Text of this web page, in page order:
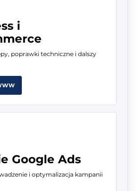
i
poprawki techniczne i dalszy
Google Ads
i optymalizacja kampanii